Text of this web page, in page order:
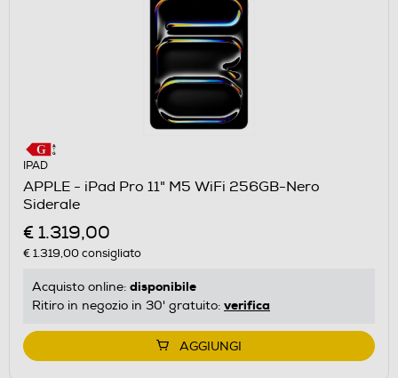
IPAD
APPLE - iPad Pro 11" M5 WiFi 256GB-Nero
Siderale
€ 1.319,00
€ 1.319,00consigliato
Acquisto online: disponibile
Ritiro in negozio in 30' gratuito: verifica
AGGIUNGI